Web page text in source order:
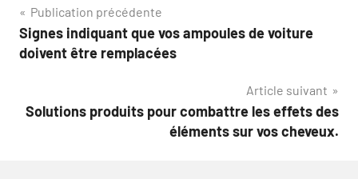
Navigation
de
Publication précédente
Signes indiquant que vos ampoules de voiture
doivent être remplacées
Article suivant
Solutions produits pour combattre les effets des
éléments sur vos cheveux.